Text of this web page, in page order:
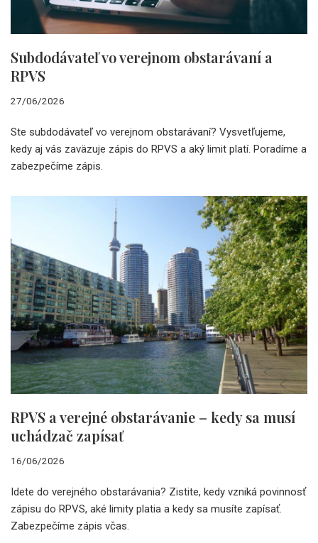
Subdodávateľ vo verejnom obstarávaní a
RPVS
27/06/2026
Ste subdodávateľ vo verejnom obstarávaní? Vysvetľujeme,
kedy aj vás zaväzuje zápis do RPVS a aký limit platí. Poradíme a
zabezpečíme zápis.
RPVS a verejné obstarávanie – kedy sa musí
uchádzač zapísať
16/06/2026
Idete do verejného obstarávania? Zistite, kedy vzniká povinnosť
zápisu do RPVS, aké limity platia a kedy sa musíte zapísať.
Zabezpečíme zápis včas.